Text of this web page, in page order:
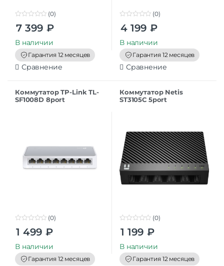
o
t
o
f
5
(0)
7 399 ₽
В наличии
Гарантия 12 месяцев
Сравнение
o
t
o
f
5
(0)
4 199 ₽
В наличии
Гарантия 12 месяцев
Сравнение
Коммутатор TP-Link TL-
SF1008D 8port
t
o
f
5
(0)
1 499 ₽
В наличии
Гарантия 12 месяцев
Коммутатор Netis
ST3105C 5port
t
o
f
5
(0)
1 199 ₽
В наличии
Гарантия 12 месяцев